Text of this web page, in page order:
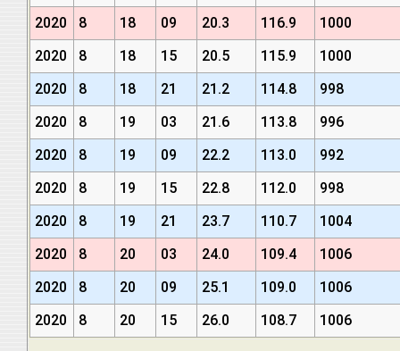
2020
8 18 09 20.3 116.9
1000
2020
8 18 15 20.5 115.9
1000
2020
8 18 21 21.2 114.8
998
2020
8 19 03 21.6 113.8
996
2020
8 19 09 22.2 113.0
992
2020
8 19 15 22.8 112.0
998
2020
8 19 21 23.7 110.7
1004
2020
8 20 03 24.0 109.4
1006
2020
8 20 09 25.1 109.0
1006
2020
8 20 15 26.0 108.7 1006